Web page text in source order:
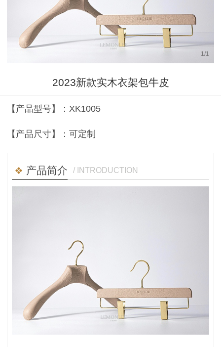
1 /1
2023新款实木衣架包牛皮
【产品型号】：XK1005
【产品尺寸】：可定制
产品简介 / INTRODUCTION